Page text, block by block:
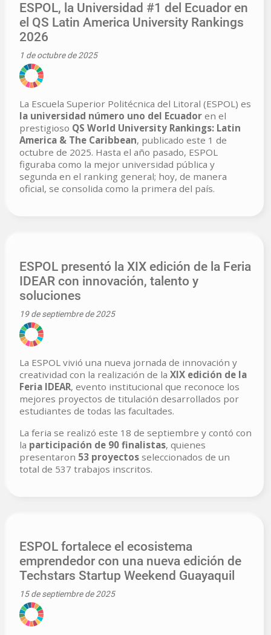
ESPOL, la Universidad #1 del Ecuador en
el QS Latin America University Rankings
2026
1 de octubre de 2025
La Escuela Superior Politécnica del Litoral (ESPOL) es
la universidad número uno del Ecuador en el
prestigioso QS World University Rankings: Latin
America & The Caribbean, publicado este 1 de
octubre de 2025. Hasta el año pasado, ESPOL
figuraba como la mejor universidad pública y
segunda en el ranking general; hoy, de manera
oficial, se consolida como la primera del país.
ESPOL presentó la XIX edición de la Feria
IDEAR con innovación, talento y
soluciones
19 de septiembre de 2025
La ESPOL vivió una nueva jornada de innovación y
creatividad con la realización de la XIX edición de la
Feria IDEAR, evento institucional que reconoce los
mejores proyectos de titulación desarrollados por
estudiantes de todas las facultades.
La feria se realizó este 18 de septiembre y contó con
la participación de 90 finalistas, quienes
presentaron 53 proyectos seleccionados de un
total de 537 trabajos inscritos.
ESPOL fortalece el ecosistema
emprendedor con una nueva edición de
Techstars Startup Weekend Guayaquil
15 de septiembre de 2025